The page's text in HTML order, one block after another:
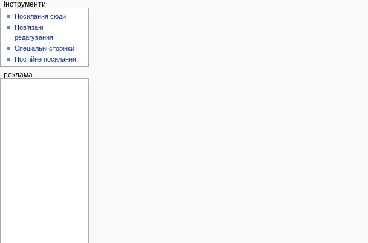
інструменти
Посилання сюди
Пов'язані
редагування
Спеціальні сторінки
Постійне посилання
реклама